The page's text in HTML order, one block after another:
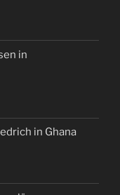
in
in Ghana